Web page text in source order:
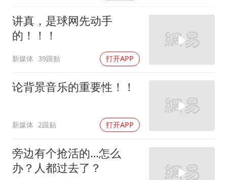
讲真，是球网先动手
的！！！
新媒体 39跟贴 打开APP
论背景音乐的重要性！！
新媒体 2跟贴 打开APP
旁边有个抢活的…怎么
办？人都过去了？